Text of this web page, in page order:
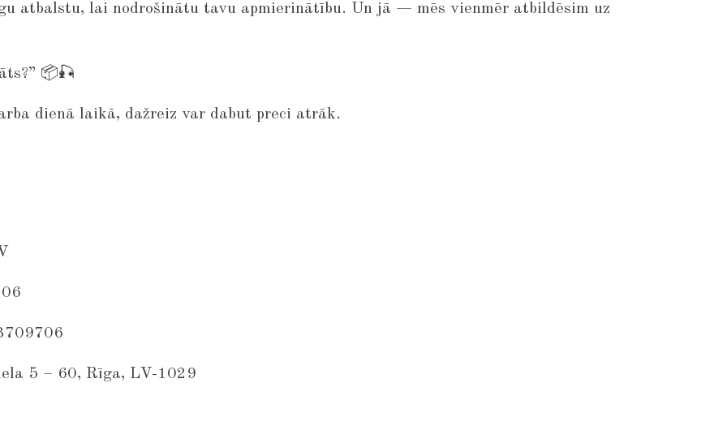
atbalstu, lai nodrošinātu tavu apmierinātību. Un jā — mēs vienmēr atbildēsim uz
📦🎣
dienā laikā, dažreiz var dabut preci atrāk.
5 – 60, Rīga, LV-1029